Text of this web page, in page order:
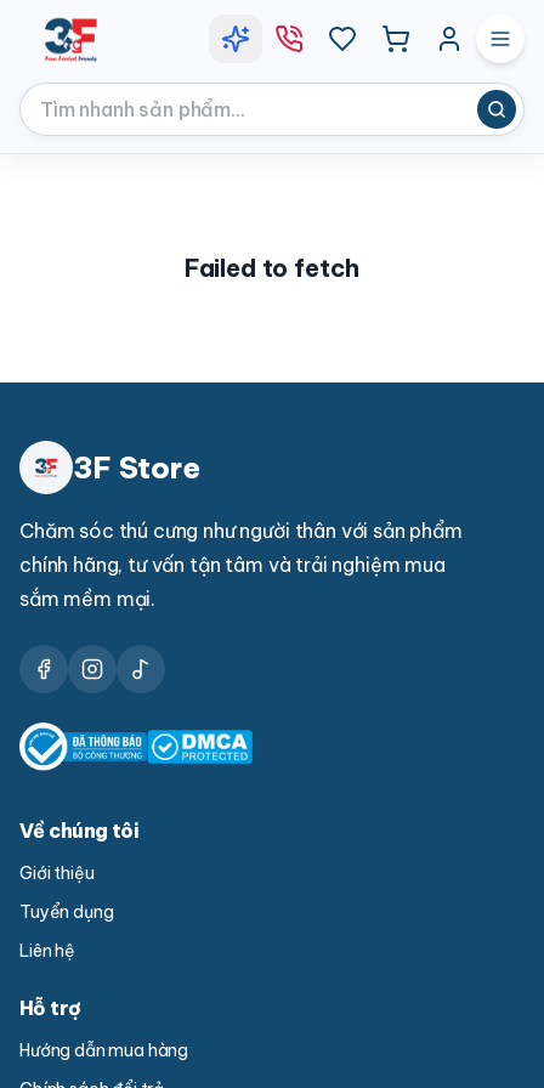
Failed to fetch
3F Store
Chăm sóc thú cưng như người thân với sản phẩm
chính hãng, tư vấn tận tâm và trải nghiệm mua
sắm mềm mại.
Về chúng tôi
Giới thiệu
Tuyển dụng
Liên hệ
Hỗ trợ
Hướng dẫn mua hàng